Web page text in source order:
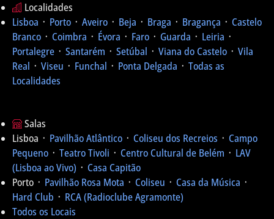
Localidades
Lisboa ᛫ Porto ᛫ Aveiro ᛫ Beja ᛫ Braga ᛫ Bragança ᛫ Castelo
Branco ᛫ Coimbra ᛫ Évora ᛫ Faro ᛫ Guarda ᛫ Leiria ᛫
Portalegre ᛫ Santarém ᛫ Setúbal ᛫ Viana do Castelo ᛫ Vila
Real ᛫ Viseu ᛫ Funchal ᛫ Ponta Delgada ᛫ Todas as
Localidades
Salas
Lisboa ᛫ Pavilhão Atlântico ᛫ Coliseu dos Recreios ᛫ Campo
Pequeno ᛫ Teatro Tivoli ᛫ Centro Cultural de Belém ᛫ LAV
(Lisboa ao Vivo) ᛫ Casa Capitão
Porto ᛫ Pavilhão Rosa Mota ᛫ Coliseu ᛫ Casa da Música ᛫
Hard Club ᛫ RCA (Radioclube Agramonte)
Todos os Locais